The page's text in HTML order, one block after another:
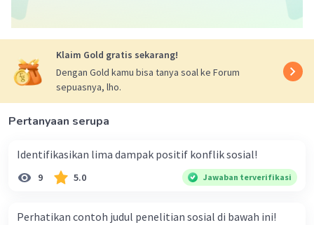
Klaim Gold gratis sekarang!
Dengan Gold kamu bisa tanya soal ke Forum
sepuasnya, lho.
Pertanyaan serupa
Identifikasikan lima dampak positif konflik sosial!
9 5.0 Jawaban terverifikasi
Perhatikan contoh judul penelitian sosial di bawah ini!